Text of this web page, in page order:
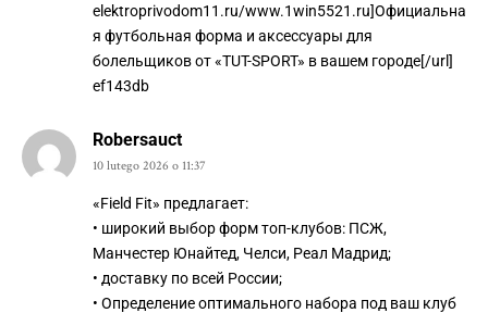
elektroprivodom11.ru/www.1win5521.ru]Официальна
я футбольная форма и аксессуары для
болельщиков от «TUT-SPORT» в вашем городе[/url]
ef143db
Robersauct
10 lutego 2026 o 11:37
«Field Fit» предлагает:
• широкий выбор форм топ-клубов: ПСЖ,
Манчестер Юнайтед, Челси, Реал Мадрид;
• доставку по всей России;
• Определение оптимального набора под ваш клуб